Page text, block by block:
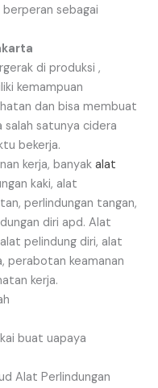
sebagai
di produksi ,
kemampuan
dan bisa membuat
salah satunya cidera
bekerja.
kerja, banyakalat
kaki, alat
perlindungan tangan,
diri apd. Alat
pelindung diri, alat
perabotan keamanan
kerja.
buat uapaya
Alat Perlindungan